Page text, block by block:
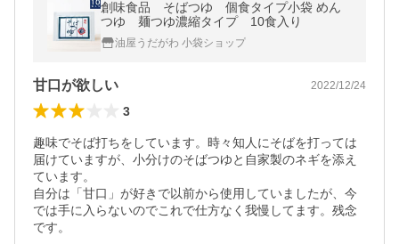
創味食品 そばつゆ 個食タイプ小袋 めん
つゆ 麺つゆ濃縮タイプ 10食入り
油屋うだがわ 小袋ショップ
甘口が欲しい 2022/12/24
3
趣味でそば打ちをしています。時々知人にそばを打っては
届けていますが、小分けのそばつゆと自家製のネギを添え
ています。
自分は「甘口」が好きで以前から使用していましたが、今
では手に入らないのでこれで仕方なく我慢してます。残念
です。